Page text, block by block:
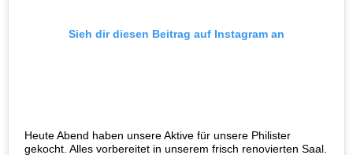
Sieh dir diesen Beitrag auf Instagram an
Heute Abend haben unsere Aktive für unsere Philister
gekocht. Alles vorbereitet in unserem frisch renovierten Saal.